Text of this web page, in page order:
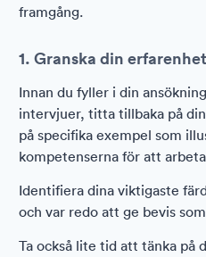
framgång.
1. Granska din erfarenhet
Innan du fyller i din
intervjuer, titta tillbaka på
på specifika exempel som
kompetenserna för att
Identifiera dina viktigaste
och var redo att ge bevis
Ta också lite tid att tänka på